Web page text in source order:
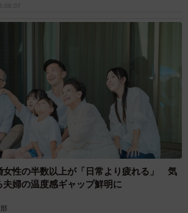
女性の半数以上が「日常より疲れる」 気
婦の温度感ギャップ鮮明に